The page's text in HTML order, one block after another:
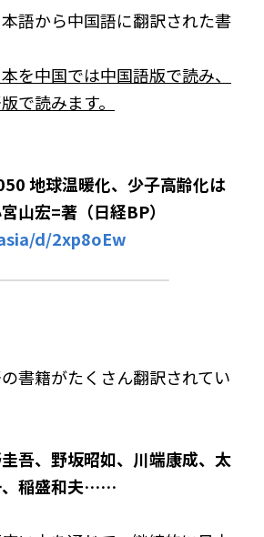
語から中国語に翻訳された書
を中国では中国語版で読み、
で読みます。
地球温暖化、少子高齢化は
山宏=著（日経BP）
d/2xp8oEw
書籍がたくさん翻訳されてい
吾、野坂昭如、川端康成、太
、稲盛和夫……